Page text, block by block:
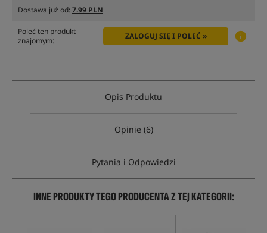
Dostawa już od:7.99 PLN
Poleć ten produkt
znajomym:
ZALOGUJ SIĘ I POLEĆ »
Opis Produktu
Opinie (6)
Pytania i Odpowiedzi
INNE PRODUKTY TEGO PRODUCENTA Z TEJ KATEGORII: